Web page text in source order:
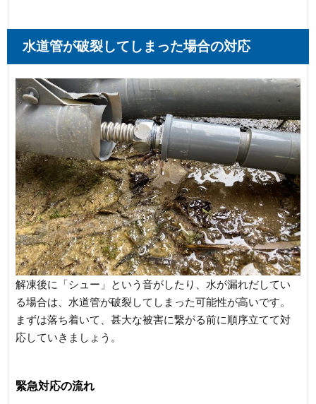
水道管が破裂してしまった場合の対応
解凍後に「シュー」という音がしたり、水が漏れだしてい
る場合は、水道管が破裂してしまった可能性が高いです。
まずは落ち着いて、甚大な被害に繋がる前に順序立てて対
応していきましょう。
緊急対応の流れ